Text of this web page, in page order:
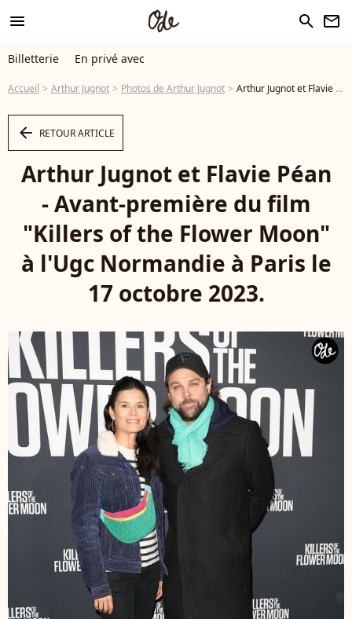
menu search newsletter
Billetterie En privé avec
Accueil Arthur Jugnot Photos de Arthur Jugnot Arthur Jugnot et Flavie Péan - Avant-première du film "Killers of the Flower Moon" à l'Ugc Normandie à Paris le 17 octobre 2023. © Coadic Guirec / Bestimage - Photo
arrow_left RETOUR ARTICLE
Arthur Jugnot et Flavie Péan
- Avant-première du film
"Killers of the Flower Moon"
à l'Ugc Normandie à Paris le
17 octobre 2023.